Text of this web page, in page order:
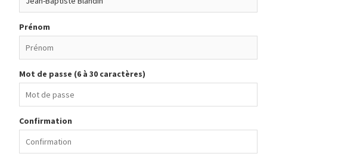
Prénom
Mot de passe (6 à 30 caractères)
Confirmation